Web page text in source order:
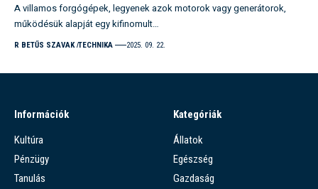
A villamos forgógépek, legyenek azok motorok vagy generátorok,
működésük alapját egy kifinomult…
R BETŰS SZAVAK TECHNIKA 2025. 09. 22.
Információk
Kultúra
Pénzügy
Tanulás
Kategóriák
Állatok
Egészség
Gazdaság